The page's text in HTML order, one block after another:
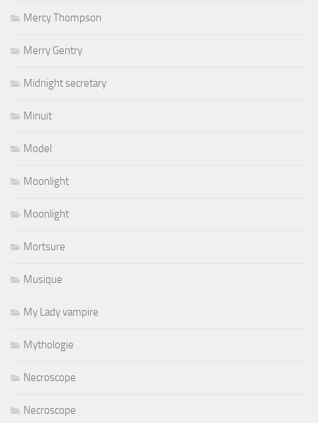
Mercy Thompson
Merry Gentry
Midnight secretary
Minuit
Model
Moonlight
Moonlight
Mortsure
Musique
My Lady vampire
Mythologie
Necroscope
Necroscope